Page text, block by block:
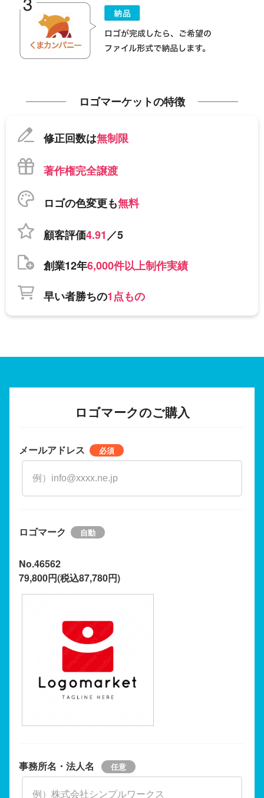
ロゴマーケットの特徴
修正回数は無制限
著作権完全譲渡
ロゴの色変更も無料
顧客評価4.91／5
創業12年6,000件以上制作実績
早い者勝ちの1点もの
ロゴマークのご購入
メールアドレス
ロゴマーク
No.46562
79,800円(税込87,780円)
事務所名・法人名